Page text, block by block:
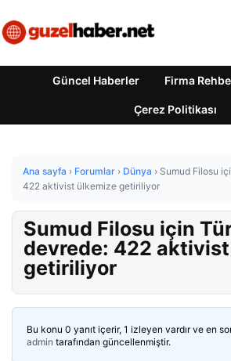
Güncel Haberler Firma
Çerez Politikası
Ana sayfa › Forumlar › Dünya › Sumud Filosu
422 aktivist ülkemize getiriliyor
Sumud Filosu için
devrede: 422
getiriliyor
Bu konu 0 yanıt içerir, 1 izleyen vardır ve en
admin tarafından güncellenmiştir.